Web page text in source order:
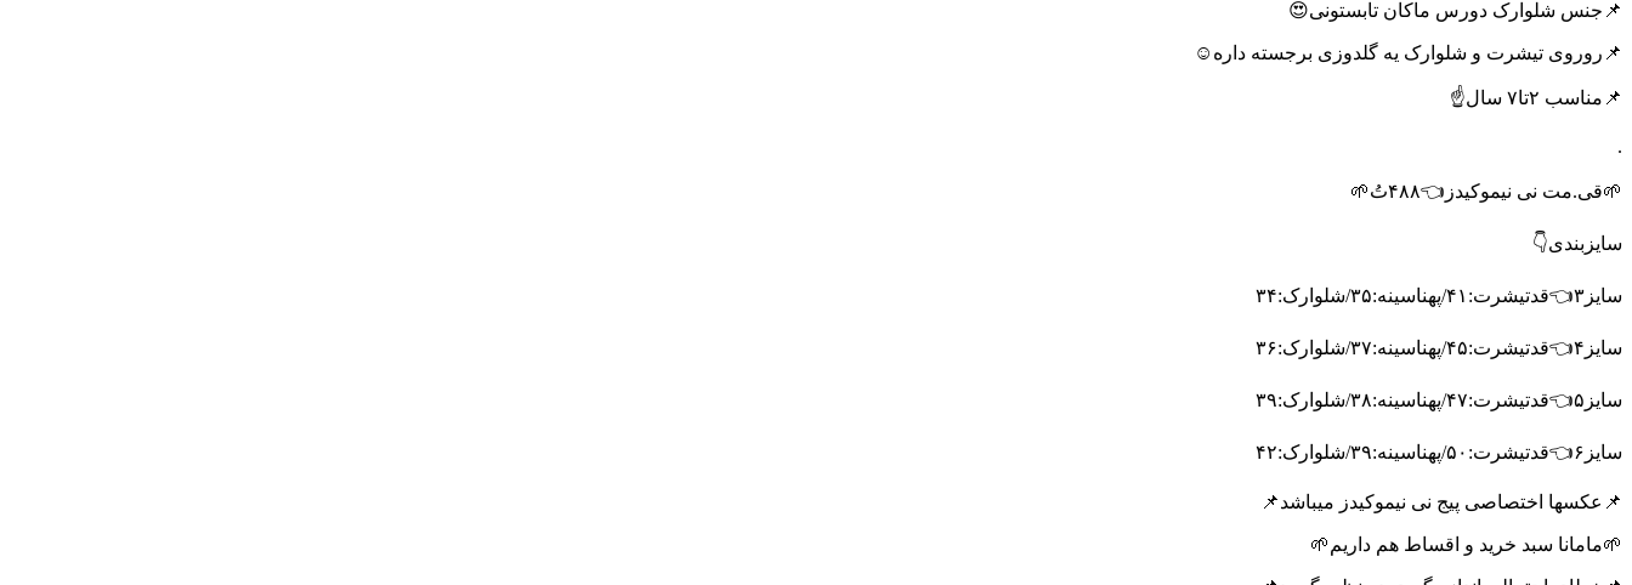
📌جنس شلوارک دورس ماکان تابستونی😍
📌روروی تیشرت و شلوارک یه گلدوزی برجسته داره☺️
📌مناسب ۲تا۷ سال☝️
.
🌱قی.مت نی نیموکیدز👈۴۸۸تُ🌱
سایزبندی👇
سایز۳👈قدتیشرت:۴۱/پهناسینه:۳۵/شلوارک:۳۴
سایز۴👈قدتیشرت:۴۵/پهناسینه:۳۷/شلوارک:۳۶
سایز۵👈قدتیشرت:۴۷/پهناسینه:۳۸/شلوارک:۳۹
سایز۶👈قدتیشرت:۵۰/پهناسینه:۳۹/شلوارک:۴۲
📌عکسها اختصاصی پیج نی نیموکیدز میباشد📌
🌱مامانا سبد خرید و اقساط هم داریم🌱